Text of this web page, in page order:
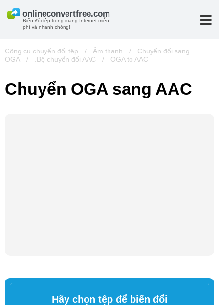
Biến đổi tệp trong mạng Internet miễn
phí và nhanh chóng!
Công cụ chuyển đổi tệp / Âm thanh /
Chuyển đổi sang
OGA
/ .Bộ chuyển đổi AAC / OGA to AAC
Chuyển OGA sang AAC
Hãy chọn tệp để biến đổi